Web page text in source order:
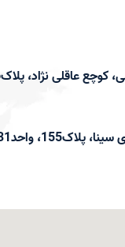
کوچع عاقلی نژاد، پلاک6
واحد31